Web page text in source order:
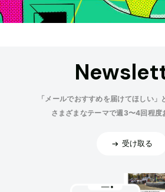
「メールでおすすめを届けてほしい」
さまざまなテーマで週3〜4回程度
受け取る